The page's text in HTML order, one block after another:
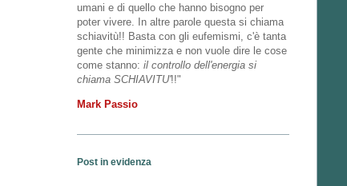
umani e di quello che hanno bisogno per
poter vivere. In altre parole questa si chiama
schiavitù!! Basta con gli eufemismi, c'è tanta
gente che minimizza e non vuole dire le cose
come stanno: il controllo dell'energia si
chiama SCHIAVITU'!!"
Mark Passio
Post in evidenza